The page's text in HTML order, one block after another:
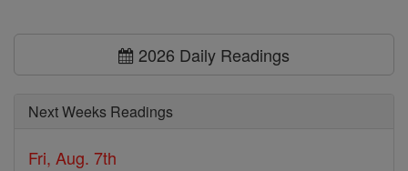
2026 Daily Readings
Next Weeks Readings
Fri, Aug. 7th